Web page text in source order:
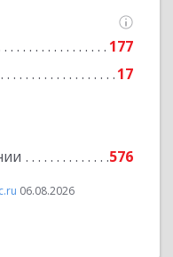
177
17
576
06.08.2026